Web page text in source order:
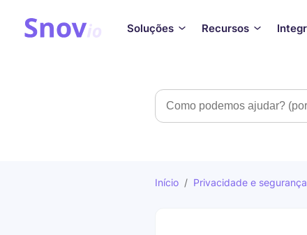
Soluções Recursos
Pesquisar
Início / Privacidade e